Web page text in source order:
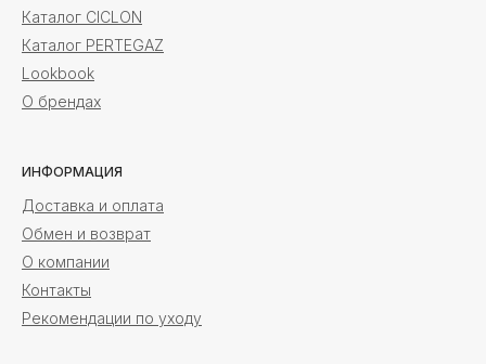
Каталог CICLON
Каталог PERTEGAZ
Lookbook
О брендах
ИНФОРМАЦИЯ
Доставка и оплата
Обмен и возврат
О компании
Контакты
Рекомендации по уходу